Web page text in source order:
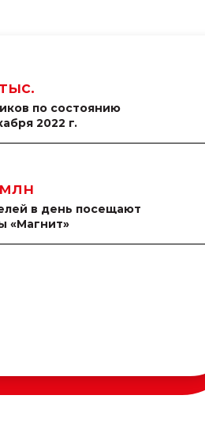
тыс.
по состоянию
2022 г.
млн
в день посещают
«Магнит»